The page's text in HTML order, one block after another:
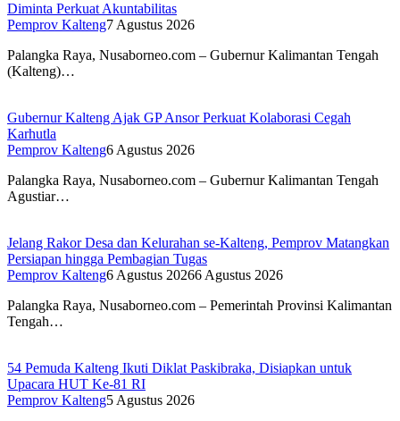
Diminta Perkuat Akuntabilitas
Pemprov Kalteng7 Agustus 2026
Palangka Raya, Nusaborneo.com – Gubernur Kalimantan Tengah
(Kalteng)…
Gubernur Kalteng Ajak GP Ansor Perkuat Kolaborasi Cegah
Karhutla
Pemprov Kalteng6 Agustus 2026
Palangka Raya, Nusaborneo.com – Gubernur Kalimantan Tengah
Agustiar…
Jelang Rakor Desa dan Kelurahan se-Kalteng, Pemprov Matangkan
Persiapan hingga Pembagian Tugas
Pemprov Kalteng6 Agustus 20266 Agustus 2026
Palangka Raya, Nusaborneo.com – Pemerintah Provinsi Kalimantan
Tengah…
54 Pemuda Kalteng Ikuti Diklat Paskibraka, Disiapkan untuk
Upacara HUT Ke-81 RI
Pemprov Kalteng5 Agustus 2026